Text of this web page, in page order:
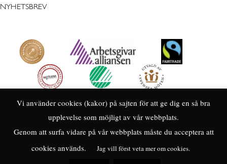
NYHETSBREV
Vi använder cookies (kakor) på sajten för att ge dig en så bra
upplevelse som möjligt av vår webbplats.
Genom att surfa vidare på vår webbplats måste du acceptera att
cookies används.
Jag vill först veta mer om cookies.